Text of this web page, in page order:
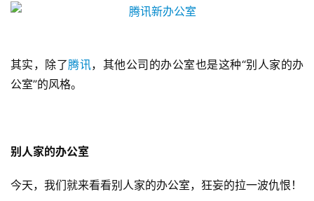
其实，除了腾讯，其他公司的办公室也是这种“别人家的办
公室”的风格。
别人家的办公室
今天，我们就来看看别人家的办公室，狂妄的拉一波仇恨！